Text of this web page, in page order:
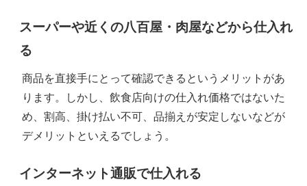
スーパーや近くの八百屋・肉屋などから仕入れ
る
商品を直接手にとって確認できるというメリットがあ
ります。しかし、飲食店向けの仕入れ価格ではないた
め、割高、掛け払い不可、品揃えが安定しないなどが
デメリットといえるでしょう。
インターネット通販で仕入れる